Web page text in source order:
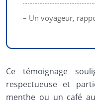
– Un voyageur,
Ce témoignage
respectueuse et
menthe ou un café